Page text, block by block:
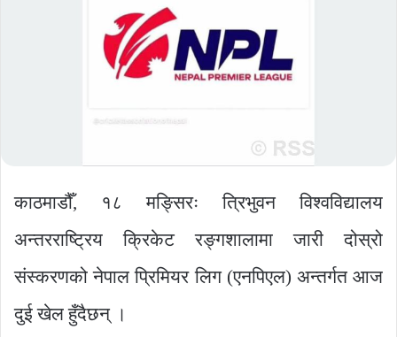
काठमाडौँ, १८ मङ्सिरः त्रिभुवन विश्वविद्यालय
अन्तरराष्ट्रिय क्रिकेट रङ्गशालामा जारी दोस्रो
संस्करणको नेपाल प्रिमियर लिग (एनपिएल) अन्तर्गत आज
दुई खेल हुँदैछन् ।